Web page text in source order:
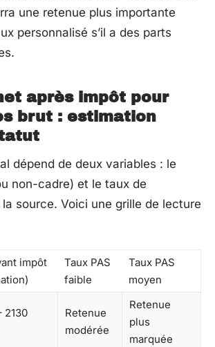
une retenue plus importante
personnalisé s’il a des parts
après impôt pour
brut : estimation
dépend de deux variables : le
non-cadre) et le taux de
source. Voici une grille de lecture
impôt
Taux PAS
faible
Taux PAS
moyen
2130
Retenue
modérée
Retenue
plus
marquée